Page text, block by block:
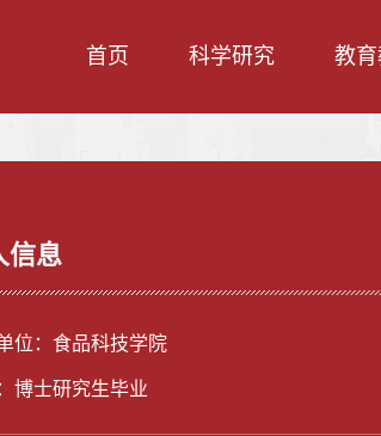
首页 科学研究 教
信息
位：食品科技学院
博士研究生毕业